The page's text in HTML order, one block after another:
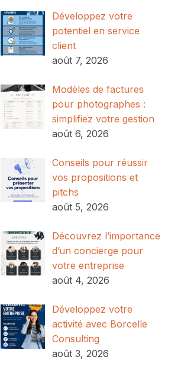
Développez votre
potentiel en service
client
août 7, 2026
Modèles de factures
pour photographes :
simplifiez votre gestion
août 6, 2026
Conseils pour réussir
vos propositions et
pitchs
août 5, 2026
Découvrez l’importance
d’un concierge pour
votre entreprise
août 4, 2026
Développez votre
activité avec Borcelle
Consulting
août 3, 2026